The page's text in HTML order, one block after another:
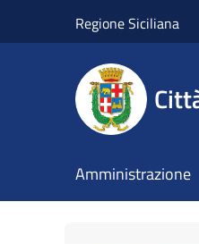
Regione Siciliana
Amministrazione